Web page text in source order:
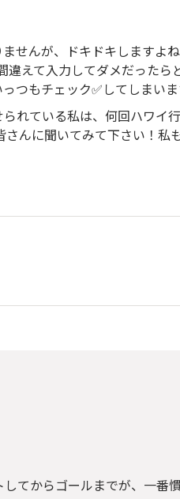
せんが、ドキドキしますよ
えて入力してダメだったら
つもチェック✅してしまい
れている私は、何回ハワイ
んに聞いてみて下さい！私
てからゴールまでが、一番